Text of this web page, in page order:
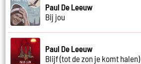
Paul De Leeuw
Bij jou
Paul De Leeuw
Blijf (tot de zon je komt halen)